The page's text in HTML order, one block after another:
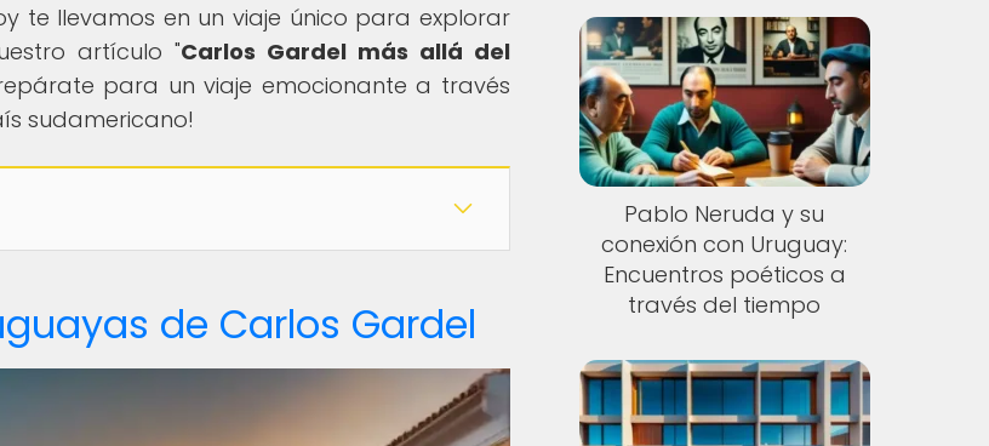
te llevamos en un viaje único para explorar
artículo "Carlos Gardel más allá del
para un viaje emocionante a través
sudamericano!
de Carlos Gardel
Pablo Neruda y su
conexión con Uruguay:
Encuentros poéticos a
través del tiempo